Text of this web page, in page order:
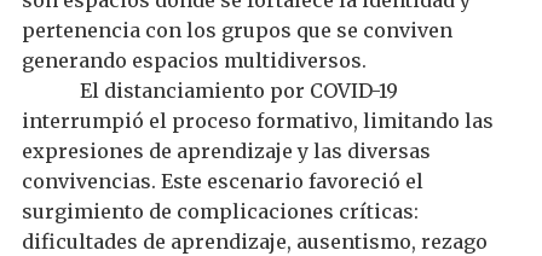
pertenencia con los grupos que se conviven
generando espacios multidiversos.
El distanciamiento por COVID-19
interrumpió el proceso formativo, limitando las
expresiones de aprendizaje y las diversas
convivencias. Este escenario favoreció el
surgimiento de complicaciones críticas:
dificultades de aprendizaje, ausentismo, rezago